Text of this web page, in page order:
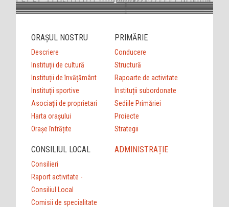
ORAȘUL NOSTRU
Descriere
Instituții de cultură
Instituții de învățământ
Instituții sportive
Asociații de proprietari
Harta orașului
Orașe înfrățite
PRIMĂRIE
Conducere
Structură
Rapoarte de activitate
Instituții subordonate
Sediile Primăriei
Proiecte
Strategii
CONSILIUL LOCAL
Consilieri
Raport activitate -
Consiliul Local
Comisii de specialitate
ADMINISTRAȚIE